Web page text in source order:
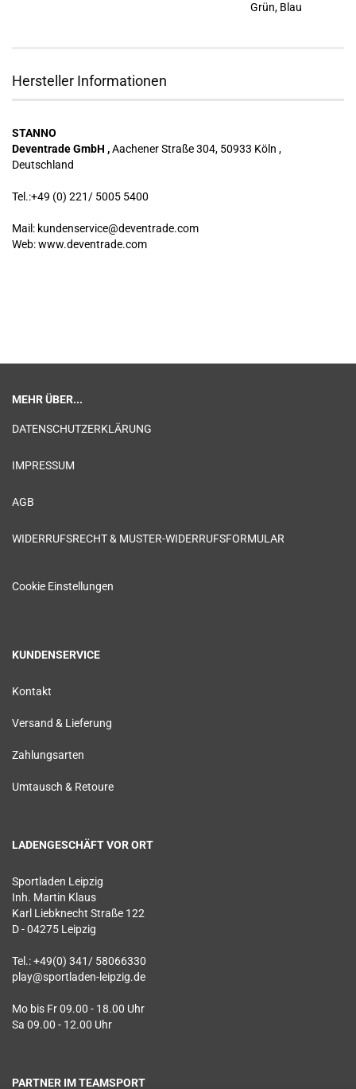
Grün, Blau
Hersteller Informationen
STANNO
Deventrade GmbH ,Aachener Straße 304, 50933 Köln ,
Deutschland
Tel.:+49 (0) 221/ 5005 5400
Mail: kundenservice@deventrade.com
Web: www.deventrade.com
MEHR ÜBER...
DATENSCHUTZERKLÄRUNG
IMPRESSUM
AGB
WIDERRUFSRECHT & MUSTER-WIDERRUFSFORMULAR
Cookie Einstellungen
KUNDENSERVICE
Kontakt
Versand & Lieferung
Zahlungsarten
Umtausch & Retoure
LADENGESCHÄFT VOR ORT
Sportladen Leipzig
Inh. Martin Klaus
Karl Liebknecht Straße 122
D - 04275 Leipzig
Tel.: +49(0) 341/ 58066330
play@sportladen-leipzig.de
Mo bis Fr 09.00 - 18.00 Uhr
Sa 09.00 - 12.00 Uhr
PARTNER IM TEAMSPORT